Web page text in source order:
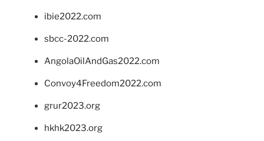
ibie2022.com
sbcc-2022.com
AngolaOilAndGas2022.com
Convoy4Freedom2022.com
grur2023.org
hkhk2023.org